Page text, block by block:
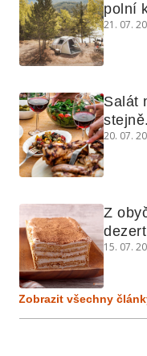
polní
21. 07.
Salát
20. 07.
Z
a
15. 07.
Zobrazit všechny